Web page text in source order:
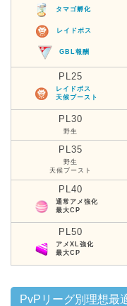
タマゴ孵化
レイドボス
GBL報酬
PL25
レイドボス
天候ブースト
PL30
野生
PL35
野生
天候ブースト
PL40
通常アメ強化
最大CP
PL50
アメXL強化
最大CP
PvPリーグ別理想最